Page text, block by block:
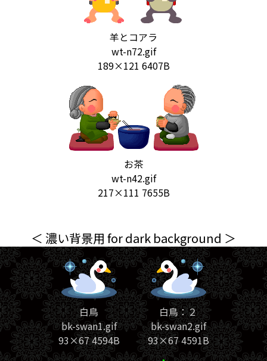
羊とコアラ
wt-n72.gif
189×121 6407B
お茶
wt-n42.gif
217×111 7655B
＜ 濃い背景用 for dark background ＞
白鳥
bk-swan1.gif
93×67 4594B
白鳥：２
bk-swan2.gif
93×67 4591B